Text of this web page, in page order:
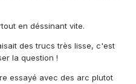
en déssinant vite.
des trucs très lisse, c'est
la question !
essayé avec des arc plutot